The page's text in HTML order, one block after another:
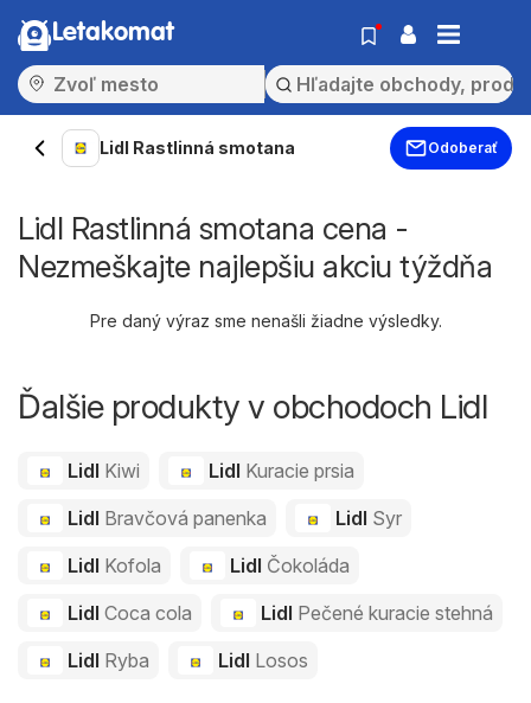
Letakomat
Lidl Rastlinná smotana Odoberať
Lidl Rastlinná smotana cena -
Nezmeškajte najlepšiu akciu týždňa
Pre daný výraz sme nenašli žiadne výsledky.
Ďalšie produkty v obchodoch Lidl
Lidl Kiwi Lidl Kuracie prsia
Lidl Bravčová panenka Lidl Syr
Lidl Kofola Lidl Čokoláda
Lidl Coca cola Lidl Pečené kuracie stehná
Lidl Ryba Lidl Losos